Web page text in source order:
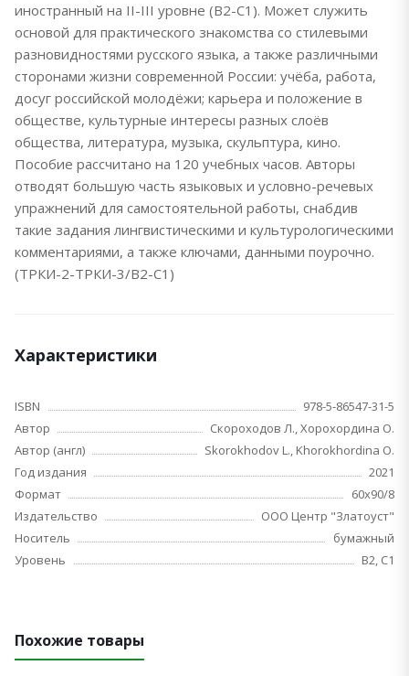
иностранный на II-III уровне (B2-C1). Может служить
основой для практического знакомства со стилевыми
разновидностями русского языка, а также различными
сторонами жизни современной России: учёба, работа,
досуг российской молодёжи; карьера и положение в
обществе, культурные интересы разных слоёв
общества, литература, музыка, скульптура, кино.
Пособие рассчитано на 120 учебных часов. Авторы
отводят большую часть языковых и условно-речевых
упражнений для самостоятельной работы, снабдив
такие задания лингвистическими и культурологическими
комментариями, а также ключами, данными поурочно.
(ТРКИ-2-ТРКИ-3/В2-С1)
Характеристики
ISBN
978-5-86547-31-5
Автор
Скороходов Л., Хорохордина О.
Автор (англ)
Skorokhodov L., Khorokhordina O.
Год издания
2021
Формат
60х90/8
Издательство
ООО Центр "Златоуст"
Носитель
бумажный
Уровень
B2, C1
Похожие товары